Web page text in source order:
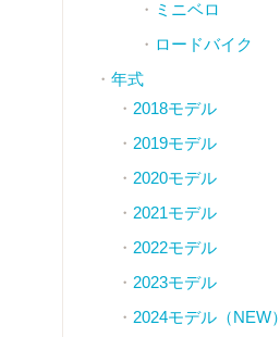
ミニベロ
ロードバイク
年式
2018モデル
2019モデル
2020モデル
2021モデル
2022モデル
2023モデル
2024モデル（NEW）